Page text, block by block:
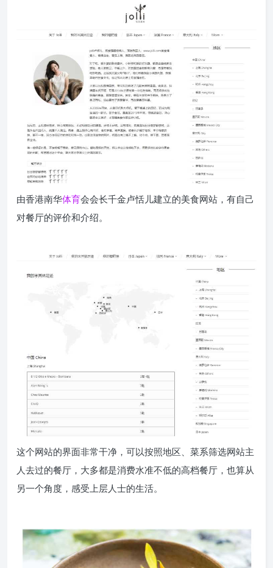
由香港南华体育会会长千金卢恬儿建立的美食网站，有自己
对餐厅的评价和介绍。
这个网站的界面非常干净，可以按照地区、菜系筛选网站主
人去过的餐厅，大多都是消费水准不低的高档餐厅，也算从
另一个角度，感受上层人士的生活。